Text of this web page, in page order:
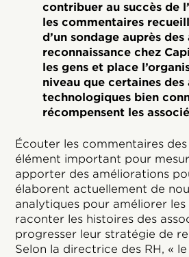
contribuer au succès de
les commentaires
d’un sondage auprès des
reconnaissance chez
les gens et place
niveau que certaines
technologiques bien
récompensent les
Écouter les commentaires
élément important pour
apporter des améliorations
élaborent actuellement de
analytiques pour améliorer
raconter les histoires des
progresser leur stratégie de
Selon la directrice des RH, «